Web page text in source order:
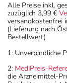
Alle Preise inkl.
zuzüglich 3,99 €
versandkostenfrei
(Lieferung nach
Bestellwert)
1: Unverbindliche
2: MediPreis-
die Arzneimittel-